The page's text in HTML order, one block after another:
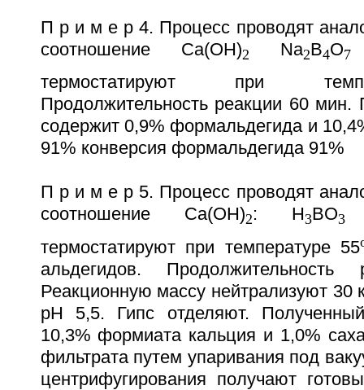
П р и м е р 4. Процесс проводят
соотношение Ca(OH)2 Na2B4O7
термостатируют при
Продолжительность реакции 60 мин.
содержит 0,9% формальдегида и
91% конверсия формальдегида 91%
П р и м е р 5. Процесс проводят
соотношение Ca(OH)2: H 3BO3
термостатируют при температуре 55
альдегидов.
Реакционную массу нейтрализуют 30
рН 5,5. Гипс отделяют.
10,3% формиата кальция и 1,0%
фильтрата путем упаривания под
центрифугирования получают